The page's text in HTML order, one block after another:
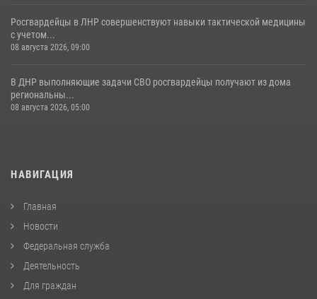
Росгвардейцы в ЛНР совершенствуют навыки тактической медицины
с учетом...
08 августа 2026, 09:00
В ДНР выполняющие задачи СВО росгвардейцы получают из дома
региональны...
08 августа 2026, 05:00
НАВИГАЦИЯ
Главная
Новости
Федеральная служба
Деятельность
Для граждан